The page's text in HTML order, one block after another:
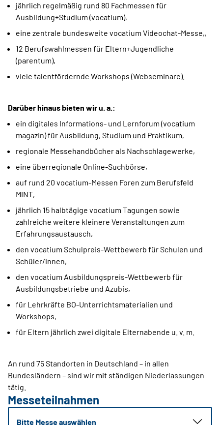
jährlich regelmäßig rund 80 Fachmessen für
Ausbildung+Studium (vocatium),
eine zentrale bundesweite vocatium Videochat-Messe,,
12 Berufswahlmessen für Eltern+Jugendliche
(parentum),
viele talentfördernde Workshops (Webseminare).
Darüber hinaus bieten wir u. a.:
ein digitales Informations- und Lernforum (vocatium
magazin) für Ausbildung, Studium und Praktikum,
regionale Messehandbücher als Nachschlagewerke,
eine überregionale Online-Suchbörse,
auf rund 20 vocatium-Messen Foren zum Berufsfeld
MINT,
jährlich 15 halbtägige vocatium Tagungen sowie
zahlreiche weitere kleinere Veranstaltungen zum
Erfahrungsaustausch,
den vocatium Schulpreis-Wettbewerb für Schulen und
Schüler/innen,
den vocatium Ausbildungspreis-Wettbewerb für
Ausbildungsbetriebe und Azubis,
für Lehrkräfte BO-Unterrichtsmaterialien und
Workshops,
für Eltern jährlich zwei digitale Elternabende u. v. m.
An rund 75 Standorten in Deutschland – in allen
Bundesländern – sind wir mit ständigen Niederlassungen
tätig.
Messeteilnahmen
Bitte Messe auswählen